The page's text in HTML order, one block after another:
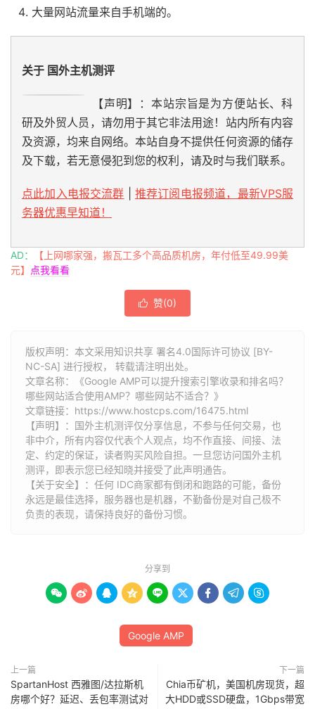
大量网站流量来自手机端的。
关于 国外主机测评
【声明】：本站宗旨是为方便站长、科
研及外贸人员，请勿用于其它非法用途！站内所有内容
及资源，均来自网络。本站自身不提供任何资源的储存
及下载，若无意侵犯到您的权利，请及时与我们联系。
点此加入电报交流群
推荐订阅电报频道，最新VPS服
务器优惠早知道！
AD：
【上网哪家强，搬瓦工多个高品质机房，年付低至49.99美
元】
点我看看
 赞(0)
版权声明：本文采用知识共享 署名4.0国际许可协议 [BY-
NC-SA] 进行授权， 转载请注明出处。
文章名称：《Google AMP可以提升搜索引擎收录和排名吗？
哪些网站适合使用AMP？哪些网站不适合？》
文章链接： https://www.hostcps.com/16475.html
【声明】：国外主机测评仅分享信息，不参与任何交易，也
非中介，所有内容仅代表个人观点，均不作直接、间接、法
定、约定的保证，读者购买风险自担。一旦您访问国外主机
测评，即表示您已经知晓并接受了此声明通告。
【关于安全】：任何 IDC商家都有倒闭和跑路的可能，备份
永远是最佳选择，服务器也是机器，不勤备份是对自己极不
负责的表现，请保持良好的备份习惯。
分享到
        
Google AMP
上一篇
SpartanHost 西雅图/达拉斯机
房哪个好？延迟、丢包率测试对
下一篇
Chia币矿机，美国机房现货，超
大HDD或SSD硬盘，1Gbps带宽